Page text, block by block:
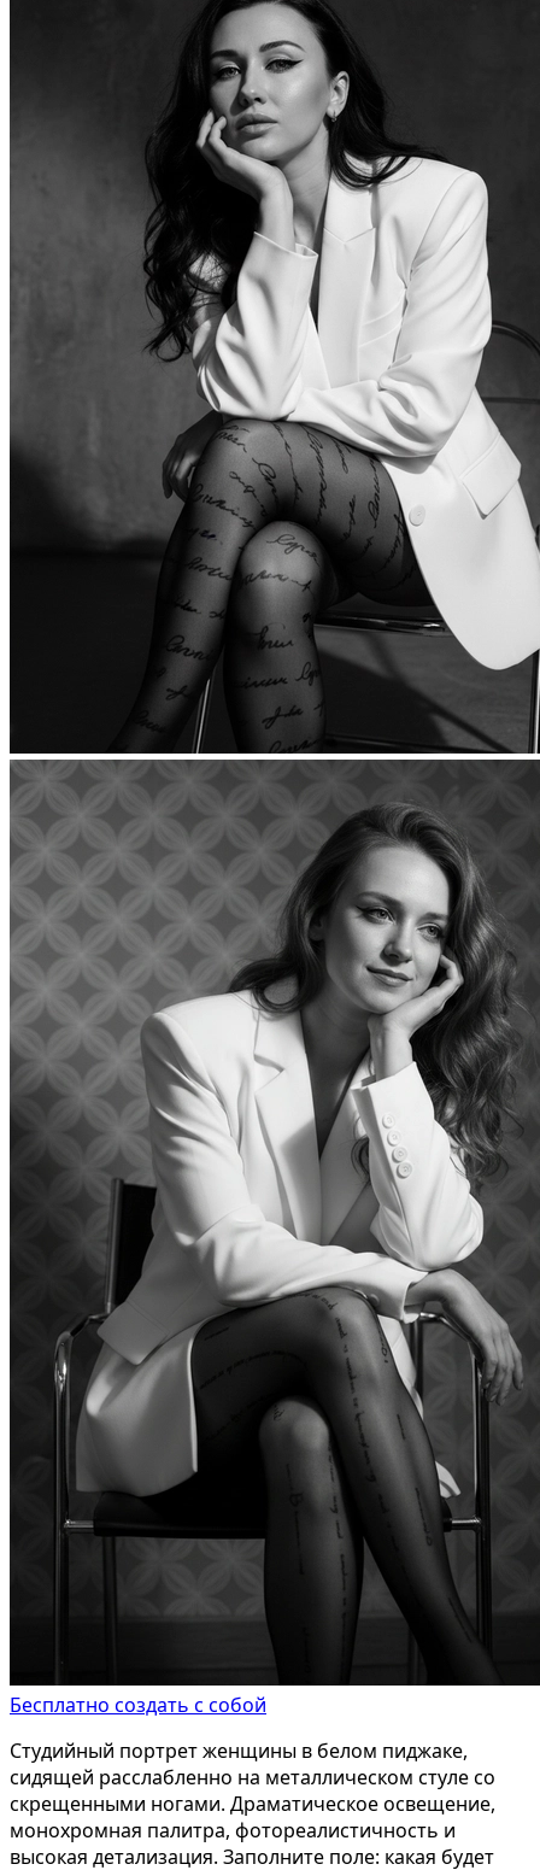
Бесплатно создать с собой
Студийный портрет женщины в белом пиджаке,
сидящей расслабленно на металлическом стуле со
скрещенными ногами. Драматическое освещение,
монохромная палитра, фотореалистичность и
высокая детализация. Заполните поле: какая будет